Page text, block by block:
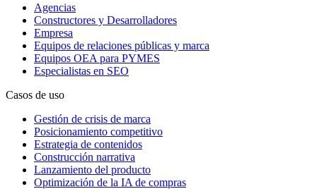
Agencias
Constructores y Desarrolladores
Empresa
Equipos de relaciones públicas y marca
Equipos OEA para PYMES
Especialistas en SEO
Casos de uso
Gestión de crisis de marca
Posicionamiento competitivo
Estrategia de contenidos
Construcción narrativa
Lanzamiento del producto
Optimización de la IA de compras